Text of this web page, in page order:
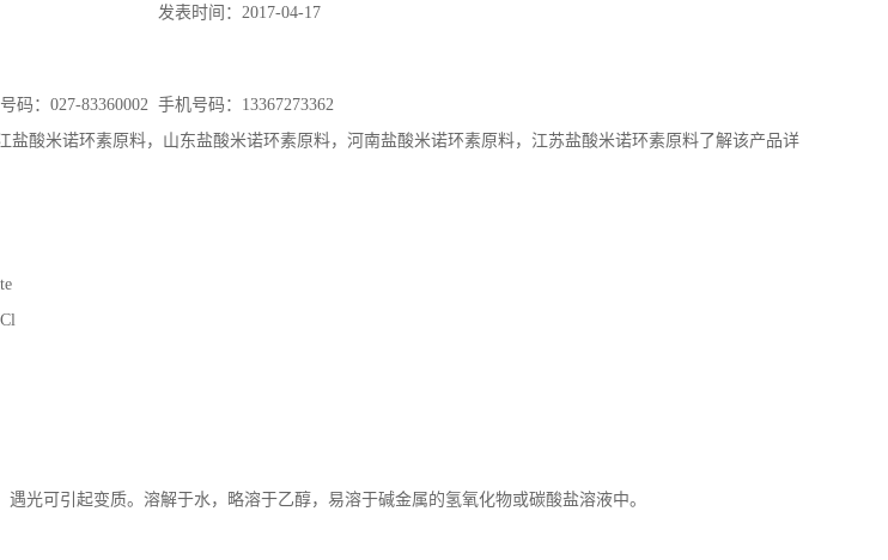
发表时间：2017-04-17
：027-83360002 手机号码：13367273362
盐酸米诺环素原料，山东盐酸米诺环素原料，河南盐酸米诺环素原料，江苏盐酸米诺环素原料了解该产品详
光可引起变质。溶解于水，略溶于乙醇，易溶于碱金属的氢氧化物或碳酸盐溶液中。